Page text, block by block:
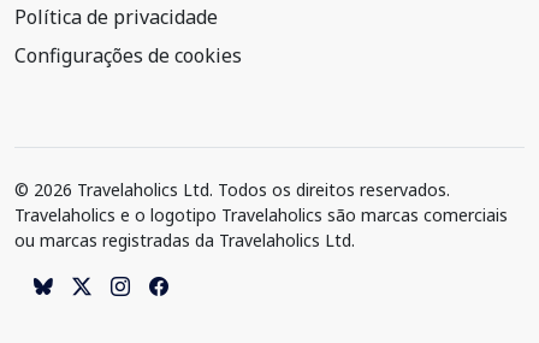
Política de privacidade
Configurações de cookies
© 2026 Travelaholics Ltd. Todos os direitos reservados.
Travelaholics e o logotipo Travelaholics são marcas comerciais
ou marcas registradas da Travelaholics Ltd.